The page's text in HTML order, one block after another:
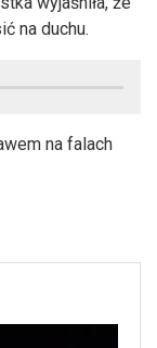
na duchu.
na falach